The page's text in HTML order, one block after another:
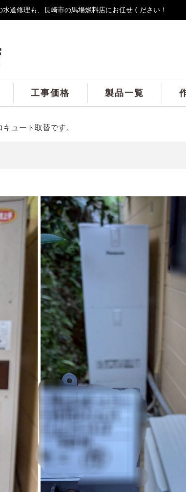
道修理も、長崎市の馬場燃料店にお任せください！
工事価格 製品一覧
ュート取替です。